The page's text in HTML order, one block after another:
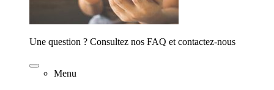
Une question ? Consultez nos FAQ et contactez-nous
Menu